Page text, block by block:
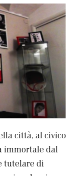
città, al civico
immortale dal
tutelare di